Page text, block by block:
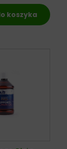
koszyka